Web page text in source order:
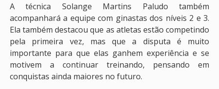
A técnica Solange Martins Paludo também
acompanhará a equipe com ginastas dos níveis 2 e 3.
Ela também destacou que as atletas estão competindo
pela primeira vez, mas que a disputa é muito
importante para que elas ganhem experiência e se
motivem a continuar treinando, pensando em
conquistas ainda maiores no futuro.